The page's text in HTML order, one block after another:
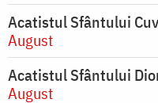
Acatistul Sfântului
August
Acatistul Sfântului
August